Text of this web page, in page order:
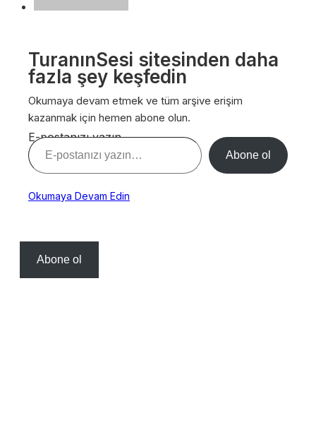
TuranınSesi sitesinden daha
fazla şey keşfedin
Okumaya devam etmek ve tüm arşive erişim
kazanmak için hemen abone olun.
E-postanızı yazın…
Abone ol
Okumaya Devam Edin
Abone ol